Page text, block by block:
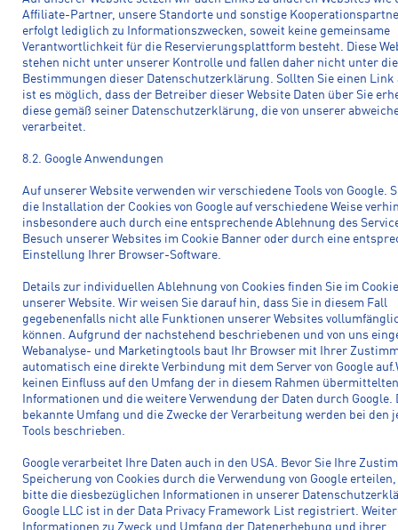
Affiliate-Partner, unsere Standorte und sonstige
erfolgt lediglich zu Informationszwecken, soweit keine gemeinsame
Verantwortlichkeit für die Reservierungsplattform besteht. Diese
stehen nicht unter unserer Kontrolle und fallen daher nicht unter die
Bestimmungen dieser Datenschutzerklärung. Sollten Sie einen
ist es möglich, dass der Betreiber dieser Website Daten über Sie
diese gemäß seiner Datenschutzerklärung, die von unserer
verarbeitet.
8.2. Google Anwendungen
Auf unserer Website verwenden wir verschiedene Tools von Google.
die Installation der Cookies von Google auf verschiedene Weise
insbesondere auch durch eine entsprechende Ablehnung des
Besuch unserer Websites im Cookie Banner oder durch eine
Einstellung Ihrer Browser-Software.
Details zur individuellen Ablehnung von Cookies finden Sie im
unserer Website. Wir weisen Sie darauf hin, dass Sie in diesem Fall
gegebenenfalls nicht alle Funktionen unserer Websites
können. Aufgrund der nachstehend beschriebenen und von uns
Webanalyse- und Marketingtools baut Ihr Browser mit Ihrer
automatisch eine direkte Verbindung mit dem Server von Google
keinen Einfluss auf den Umfang der in diesem Rahmen übermittelten
Informationen und die weitere Verwendung der Daten durch Google.
bekannte Umfang und die Zwecke der Verarbeitung werden bei den
Tools beschrieben.
Google verarbeitet Ihre Daten auch in den USA. Bevor Sie Ihre
Speicherung von Cookies durch die Verwendung von Google erteilen,
bitte die diesbezüglichen Informationen in unserer
Google LLC ist in der Data Privacy Framework List registriert.
Informationen zu Zweck und Umfang der Datenerhebung und ihrer